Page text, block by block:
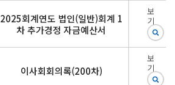
2025회계연도 법인(일반)회계 1
차 추가경정 자금예산서
보
기
이사회회의록(200차)
보
기